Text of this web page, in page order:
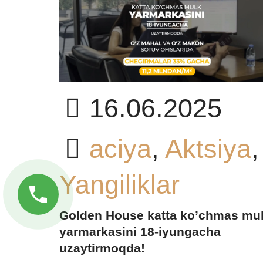
16.06.2025
aciya,Aktsiya,
Yangiliklar
Golden House katta ko’chmas
yarmarkasini 18-iyungacha
uzaytirmoqda!